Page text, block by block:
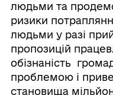
людьми та
ризики
людьми у разі
пропозицій
обізнаність
проблемою і
становища